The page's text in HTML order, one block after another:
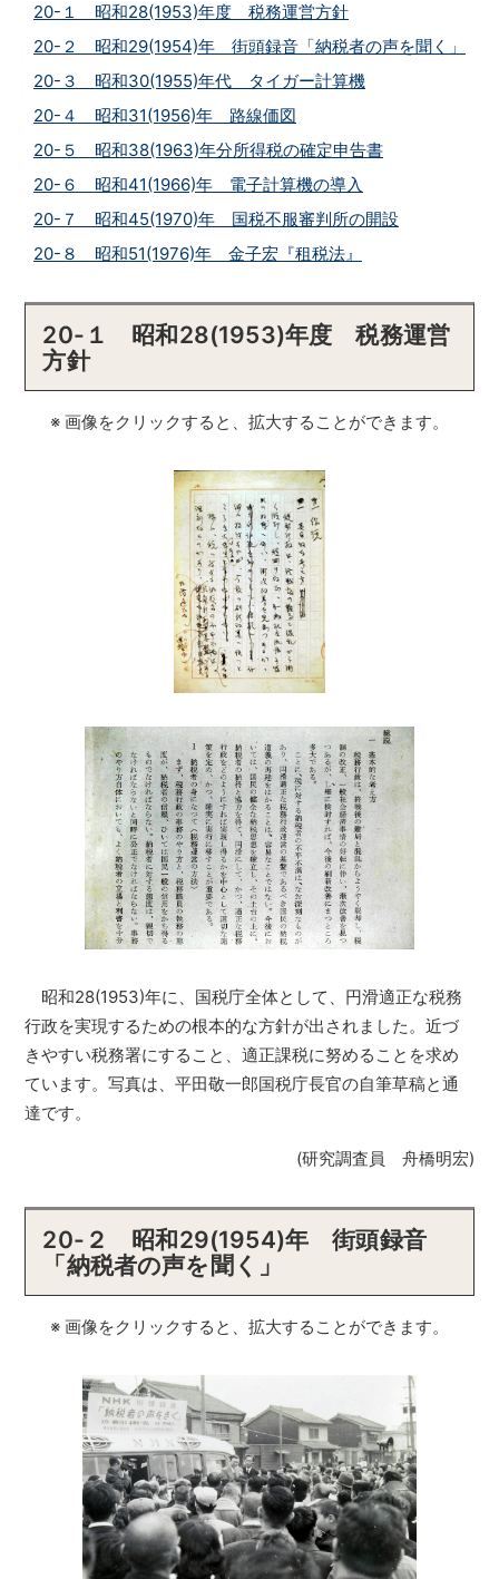
20-１ 昭和28(1953)年度 税務運営方針
20-２ 昭和29(1954)年 街頭録音「納税者の声を聞く」
20-３ 昭和30(1955)年代 タイガー計算機
20-４ 昭和31(1956)年 路線価図
20-５ 昭和38(1963)年分所得税の確定申告書
20-６ 昭和41(1966)年 電子計算機の導入
20-７ 昭和45(1970)年 国税不服審判所の開設
20-８ 昭和51(1976)年 金子宏『租税法』
20-１ 昭和28(1953)年度 税務運営
方針
※ 画像をクリックすると、拡大することができます。
昭和28(1953)年に、国税庁全体として、円滑適正な税務
行政を実現するための根本的な方針が出されました。近づ
きやすい税務署にすること、適正課税に努めることを求め
ています。写真は、平田敬一郎国税庁長官の自筆草稿と通
達です。
(研究調査員 舟橋明宏)
20-２ 昭和29(1954)年 街頭録音
「納税者の声を聞く」
※ 画像をクリックすると、拡大することができます。